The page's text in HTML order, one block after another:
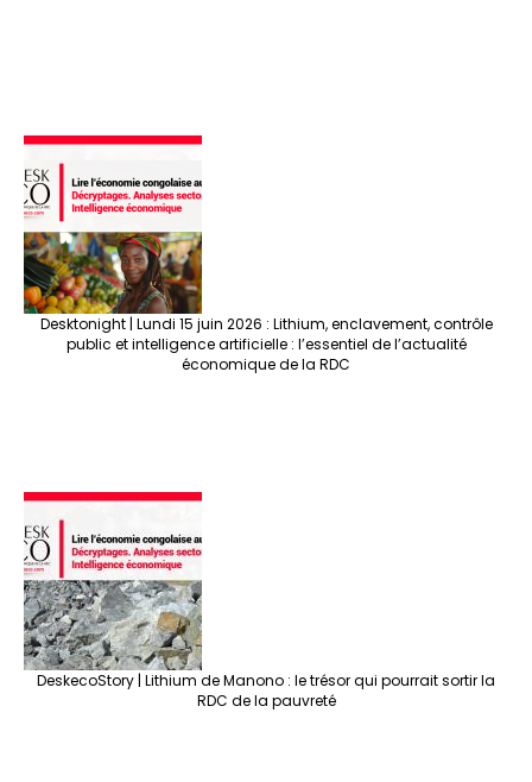
Desktonight | Lundi 15 juin 2026 : Lithium, enclavement, contrôle
public et intelligence artificielle : l’essentiel de l’actualité
économique de la RDC
DeskecoStory | Lithium de Manono : le trésor qui pourrait sortir la
RDC de la pauvreté